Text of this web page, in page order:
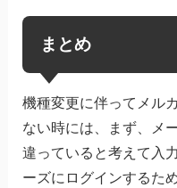
まとめ
機種変更に伴ってメル
ない時には、まず、メ
違っていると考えて入
ーズにログインするた